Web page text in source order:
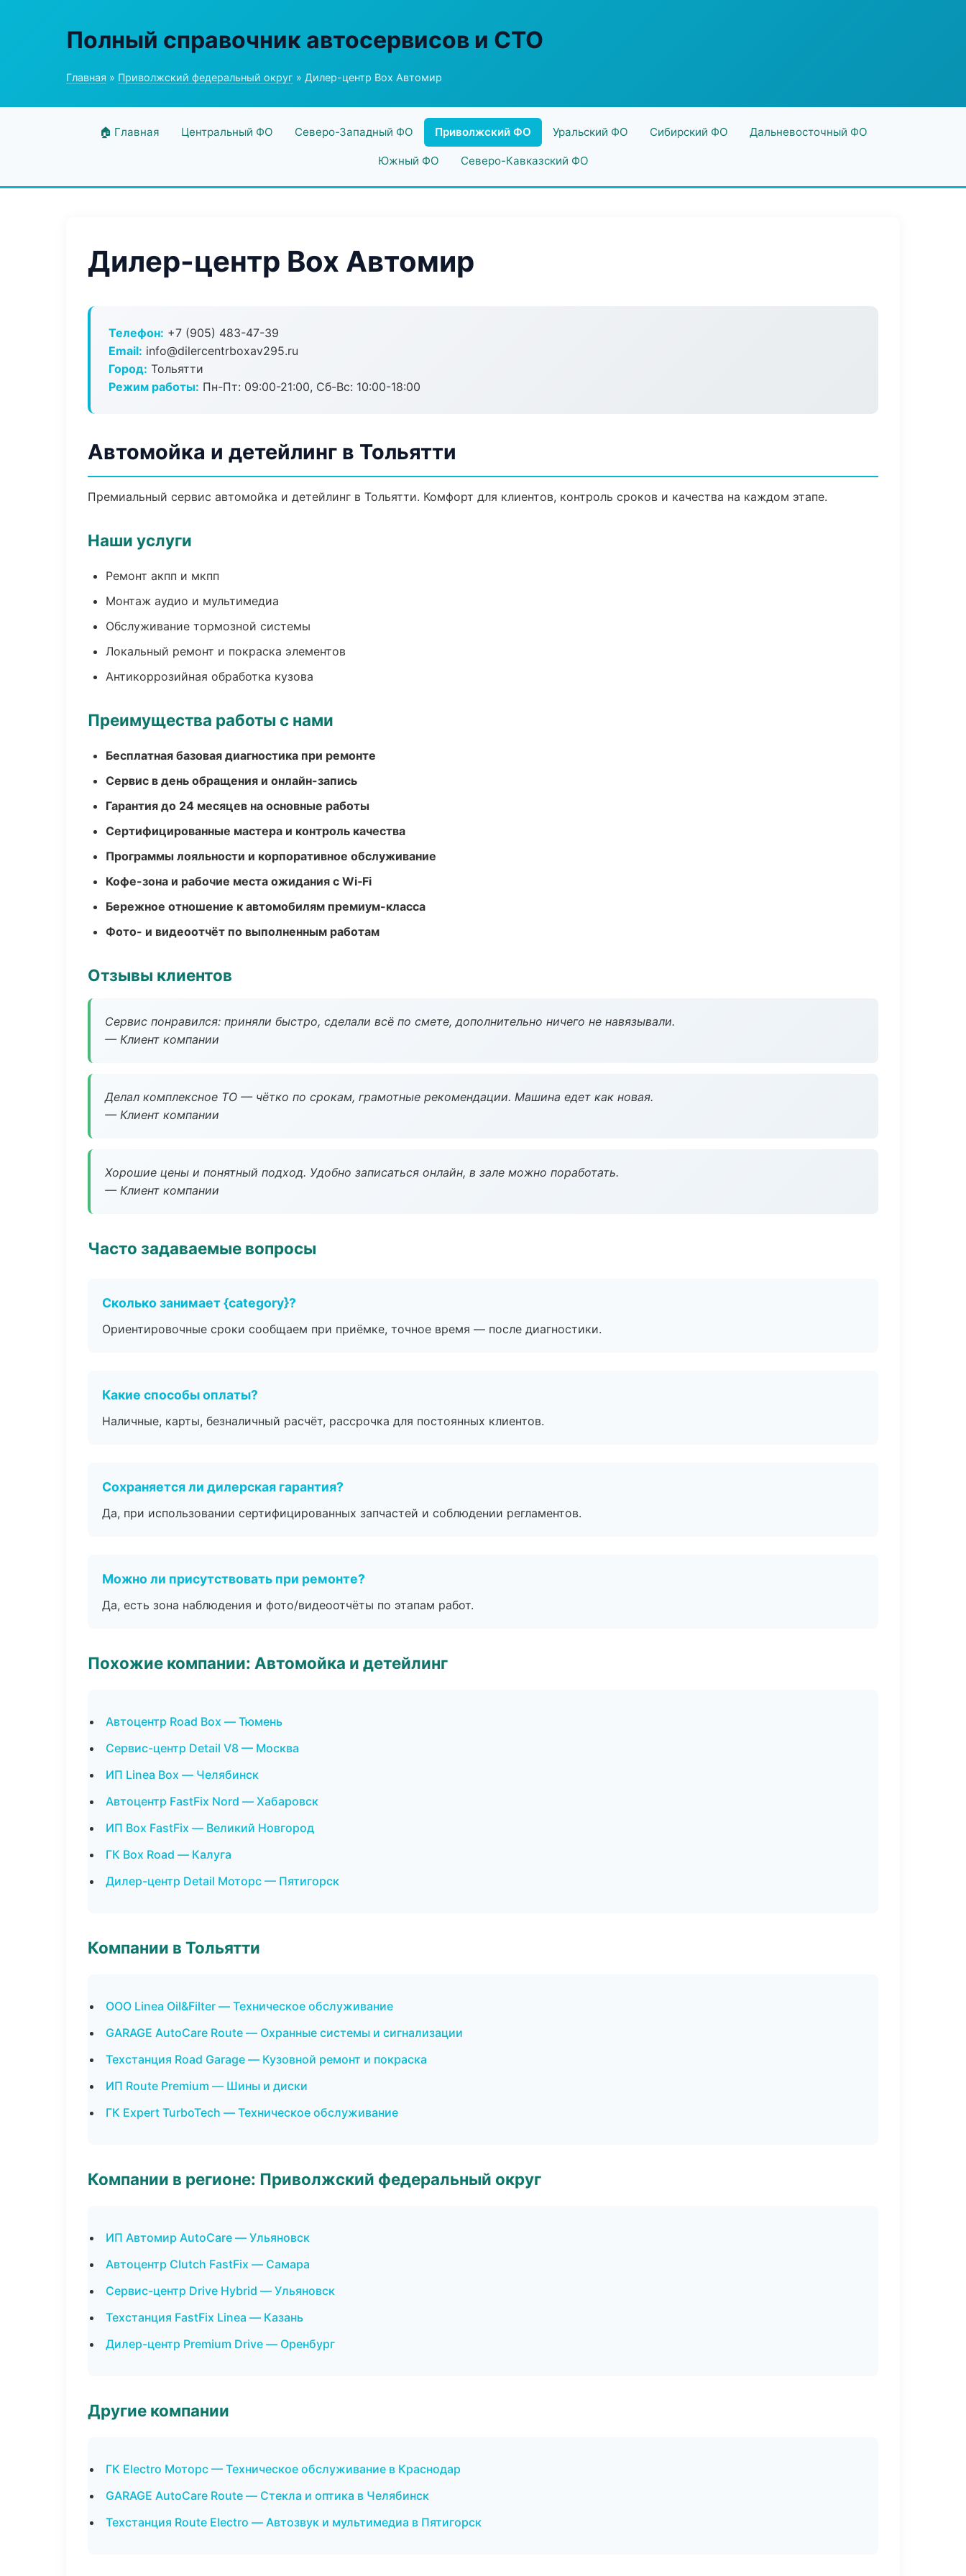
Полный справочник автосервисов и СТО
Главная » Приволжский федеральный округ » Дилер-центр Box Автомир
🏠 Главная Центральный ФО Северо-Западный ФО Приволжский ФО Уральский ФО Сибирский ФО Дальневосточный ФО
Южный ФО Северо-Кавказский ФО
Дилер-центр Box Автомир
Телефон: +7 (905) 483-47-39
Email: info@dilercentrboxav295.ru
Город: Тольятти
Режим работы: Пн-Пт: 09:00-21:00, Сб-Вс: 10:00-18:00
Автомойка и детейлинг в Тольятти
Премиальный сервис автомойка и детейлинг в Тольятти. Комфорт для клиентов, контроль сроков и качества на каждом этапе.
Наши услуги
Ремонт акпп и мкпп
Монтаж аудио и мультимедиа
Обслуживание тормозной системы
Локальный ремонт и покраска элементов
Антикоррозийная обработка кузова
Преимущества работы с нами
Бесплатная базовая диагностика при ремонте
Сервис в день обращения и онлайн-запись
Гарантия до 24 месяцев на основные работы
Сертифицированные мастера и контроль качества
Программы лояльности и корпоративное обслуживание
Кофе-зона и рабочие места ожидания с Wi‑Fi
Бережное отношение к автомобилям премиум-класса
Фото- и видеоотчёт по выполненным работам
Отзывы клиентов
Сервис понравился: приняли быстро, сделали всё по смете, дополнительно ничего не навязывали.
— Клиент компании
Делал комплексное ТО — чётко по срокам, грамотные рекомендации. Машина едет как новая.
— Клиент компании
Хорошие цены и понятный подход. Удобно записаться онлайн, в зале можно поработать.
— Клиент компании
Часто задаваемые вопросы
Сколько занимает {category}?
Ориентировочные сроки сообщаем при приёмке, точное время — после диагностики.
Какие способы оплаты?
Наличные, карты, безналичный расчёт, рассрочка для постоянных клиентов.
Сохраняется ли дилерская гарантия?
Да, при использовании сертифицированных запчастей и соблюдении регламентов.
Можно ли присутствовать при ремонте?
Да, есть зона наблюдения и фото/видеоотчёты по этапам работ.
Похожие компании: Автомойка и детейлинг
Автоцентр Road Box — Тюмень
Сервис-центр Detail V8 — Москва
ИП Linea Box — Челябинск
Автоцентр FastFix Nord — Хабаровск
ИП Box FastFix — Великий Новгород
ГК Box Road — Калуга
Дилер-центр Detail Моторс — Пятигорск
Компании в Тольятти
ООО Linea Oil&Filter — Техническое обслуживание
GARAGE AutoCare Route — Охранные системы и сигнализации
Техстанция Road Garage — Кузовной ремонт и покраска
ИП Route Premium — Шины и диски
ГК Expert TurboTech — Техническое обслуживание
Компании в регионе: Приволжский федеральный округ
ИП Автомир AutoCare — Ульяновск
Автоцентр Clutch FastFix — Самара
Сервис-центр Drive Hybrid — Ульяновск
Техстанция FastFix Linea — Казань
Дилер-центр Premium Drive — Оренбург
Другие компании
ГК Electro Моторс — Техническое обслуживание в Краснодар
GARAGE AutoCare Route — Стекла и оптика в Челябинск
Техстанция Route Electro — Автозвук и мультимедиа в Пятигорск